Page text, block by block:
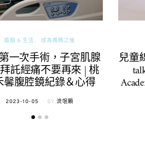
婚姻 & 生活 成為媽媽之後
一次手術，子宮肌腺
託經痛不要再來 | 桃
馨腹腔鏡紀錄＆心得
POSTED
2023-10-05 BY 流氓顆
兒童